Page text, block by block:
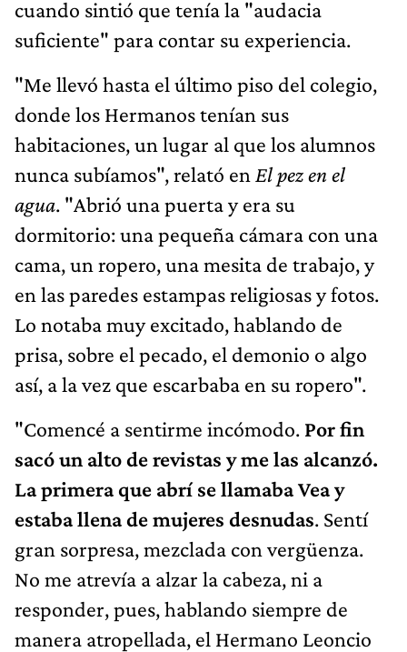
cuando sintió que tenía la "audacia
suficiente" para contar su experiencia.
"Me llevó hasta el último piso del colegio,
donde los Hermanos tenían sus
habitaciones, un lugar al que los alumnos
nunca subíamos", relató en El pez en el
agua. "Abrió una puerta y era su
dormitorio: una pequeña cámara con una
cama, un ropero, una mesita de trabajo, y
en las paredes estampas religiosas y fotos.
Lo notaba muy excitado, hablando de
prisa, sobre el pecado, el demonio o algo
así, a la vez que escarbaba en su ropero".
"Comencé a sentirme incómodo. Por fin
sacó un alto de revistas y me las alcanzó.
La primera que abrí se llamaba Vea y
estaba llena de mujeres desnudas. Sentí
gran sorpresa, mezclada con vergüenza.
No me atrevía a alzar la cabeza, ni a
responder, pues, hablando siempre de
manera atropellada, el Hermano Leoncio